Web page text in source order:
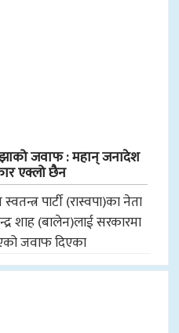
झाको जवाफ : महान् जनादेश
एक्लो छैन
पार्टी (रास्वपा)का नेता
शाह (बालेन)लाई सरकारमा
जवाफ दिएका